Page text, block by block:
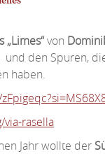
„Limes“von
und den Spuren,
haben.
rasella
Jahr wollte der